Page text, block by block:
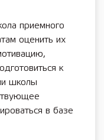
приемного
оценить их
к
школы
в базе